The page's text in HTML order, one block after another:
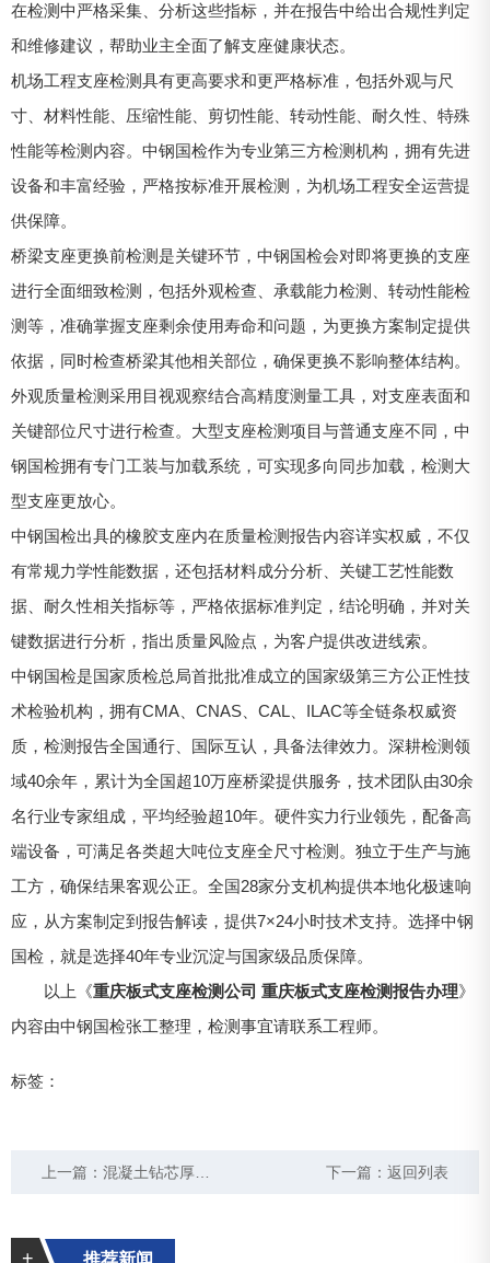
在检测中严格采集、分析这些指标，并在报告中给出合规性判定
和维修建议，帮助业主全面了解支座健康状态。
机场工程支座检测具有更高要求和更严格标准，包括外观与尺
寸、材料性能、压缩性能、剪切性能、转动性能、耐久性、特殊
性能等检测内容。中钢国检作为专业第三方检测机构，拥有先进
设备和丰富经验，严格按标准开展检测，为机场工程安全运营提
供保障。
桥梁支座更换前检测是关键环节，中钢国检会对即将更换的支座
进行全面细致检测，包括外观检查、承载能力检测、转动性能检
测等，准确掌握支座剩余使用寿命和问题，为更换方案制定提供
依据，同时检查桥梁其他相关部位，确保更换不影响整体结构。
外观质量检测采用目视观察结合高精度测量工具，对支座表面和
关键部位尺寸进行检查。大型支座检测项目与普通支座不同，中
钢国检拥有专门工装与加载系统，可实现多向同步加载，检测大
型支座更放心。
中钢国检出具的橡胶支座内在质量检测报告内容详实权威，不仅
有常规力学性能数据，还包括材料成分分析、关键工艺性能数
据、耐久性相关指标等，严格依据标准判定，结论明确，并对关
键数据进行分析，指出质量风险点，为客户提供改进线索。
中钢国检是国家质检总局首批批准成立的国家级第三方公正性技
术检验机构，拥有CMA、CNAS、CAL、ILAC等全链条权威资
质，检测报告全国通行、国际互认，具备法律效力。深耕检测领
域40余年，累计为全国超10万座桥梁提供服务，技术团队由30余
名行业专家组成，平均经验超10年。硬件实力行业领先，配备高
端设备，可满足各类超大吨位支座全尺寸检测。独立于生产与施
工方，确保结果客观公正。全国28家分支机构提供本地化极速响
应，从方案制定到报告解读，提供7×24小时技术支持。选择中钢
国检，就是选择40年专业沉淀与国家级品质保障。
以上《重庆板式支座检测公司 重庆板式支座检测报告办理》
内容由中钢国检张工整理，检测事宜请联系工程师。
标签：
上一篇：混凝土钻芯厚度检测规范 混凝土钻芯厚度检测报告 下一篇： 返回列表